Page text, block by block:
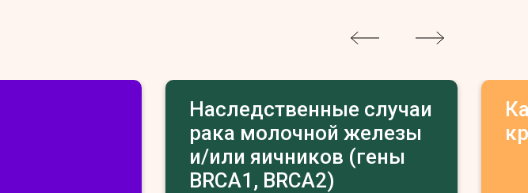
Наследственные случаи
рака молочной железы
и/или яичников (гены
BRCA1, BRCA2)